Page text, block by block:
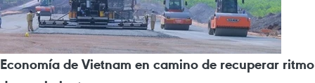
Economía de Vietnam en camino de recuperar ritmo